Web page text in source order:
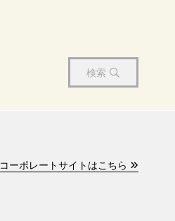
検索
コーポレートサイトはこちら